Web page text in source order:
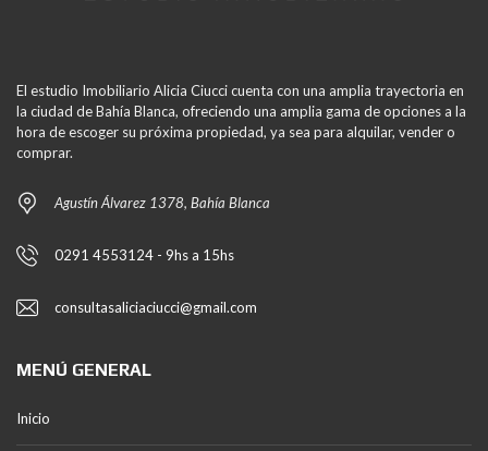
El estudio Imobiliario Alicia Ciucci cuenta con una amplia trayectoria en
la ciudad de Bahía Blanca, ofreciendo una amplia gama de opciones a la
hora de escoger su próxima propiedad, ya sea para alquilar, vender o
comprar.
Agustín Álvarez 1378, Bahía Blanca
0291 4553124 - 9hs a 15hs
consultasaliciaciucci@gmail.com
MENÚ GENERAL
Inicio